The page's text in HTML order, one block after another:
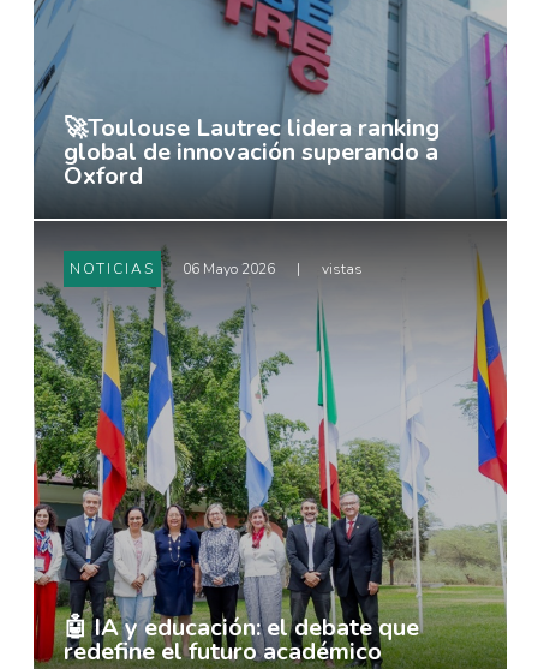
🚀Toulouse Lautrec lidera ranking
global de innovación superando a
Oxford
NOTICIAS 06 Mayo 2026 | vistas
🤖 IA y educación: el debate que
redefine el futuro académico